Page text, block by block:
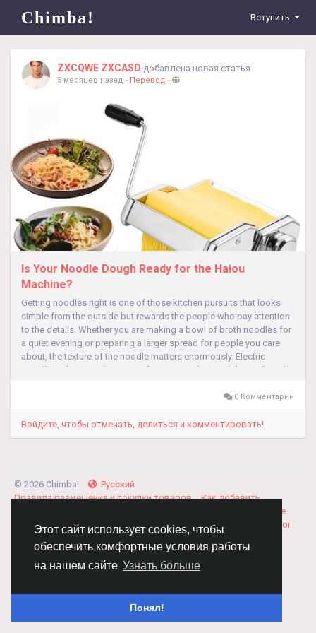
Этот сайт использует cookies, чтобы
обеспечить комфортные условия работы
на нашем сайте Узнать больше
Понял!
Chimba! Вступить
ZXCQWE ZXCASD добавлена новая статья
5 месяцев назад - Перевод -
Is Your Noodle Dough Ready for the Haiou
Machine?
Getting noodles right is one of those kitchen pursuits that looks
simple from the outside but rewards the people who pay attention
to the details. Whether you are making a bowl of broth noodles for
a quiet evening or preparing a larger spread for people you care
about, the texture of the noodle matters enormously. Electric
Noodle Making Machine Manufacturers understand this well, and
0 Комментарии
Войдите, чтобы отмечать, делиться и комментировать!
© 2026 Chimba!
Русский
Правила размещения и покупки товаров
Как добавить
Соглашение
Политика Конфиденциальности
Свяжитесь с нами Каталог